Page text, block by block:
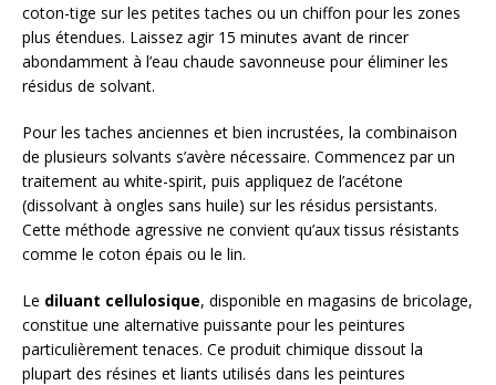
coton-tige sur les petites taches ou un chiffon pour les zones
plus étendues. Laissez agir 15 minutes avant de rincer
abondamment à l’eau chaude savonneuse pour éliminer les
résidus de solvant.
Pour les taches anciennes et bien incrustées, la combinaison
de plusieurs solvants s’avère nécessaire. Commencez par un
traitement au white-spirit, puis appliquez de l’acétone
(dissolvant à ongles sans huile) sur les résidus persistants.
Cette méthode agressive ne convient qu’aux tissus résistants
comme le coton épais ou le lin.
Le diluant cellulosique, disponible en magasins de bricolage,
constitue une alternative puissante pour les peintures
particulièrement tenaces. Ce produit chimique dissout la
plupart des résines et liants utilisés dans les peintures